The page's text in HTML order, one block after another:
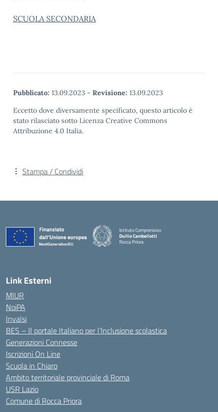
SCUOLA SECONDARIA
Pubblicato: 13.09.2023 - Revisione: 13.09.2023
Eccetto dove diversamente specificato, questo articolo è
stato rilasciato sotto Licenza Creative Commons
Attribuzione 4.0 Italia.
Stampa / Condividi
Istituto Comprensivo
Duilio Cambellotti
Rocca Priora
Link Esterni
MIUR
NoiPA
Invalsi
BES – Il portale Italiano per l’Inclusione scolastica
Generazioni Connesse
Iscrizioni On Line
Scuola in Chiaro
Ambito territoriale provinciale di Roma
USR Lazio
Comune di Rocca Priora